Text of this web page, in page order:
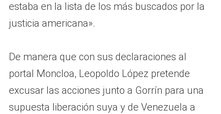
estaba en la lista de los más buscados por la
justicia americana».
De manera que con sus declaraciones al
portal Moncloa, Leopoldo López pretende
excusar las acciones junto a Gorrín para una
supuesta liberación suya y de Venezuela a